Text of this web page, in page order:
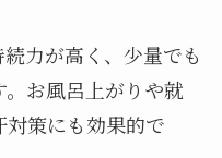
力が高く、少量でも
お風呂上がりや就
策にも効果的で